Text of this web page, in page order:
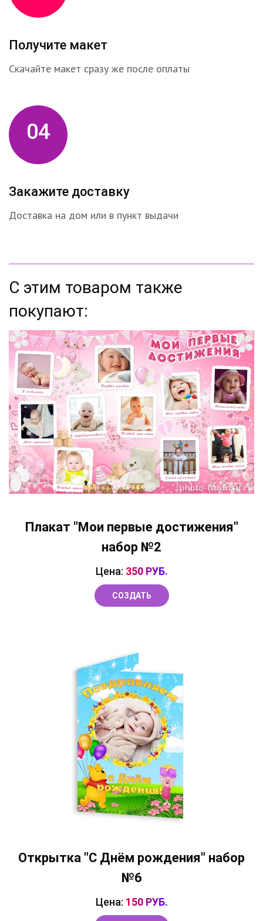
Получите макет
Скачайте макет сразу же после оплаты
04
Закажите доставку
Доставка на дом или в пункт выдачи
С этим товаром также
покупают:
Плакат "Мои первые достижения"
набор №2
Цена: 350 РУБ.
СОЗДАТЬ
Открытка "С Днём рождения" набор
№6
Цена: 150 РУБ.